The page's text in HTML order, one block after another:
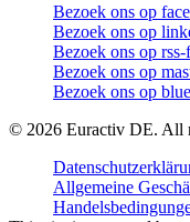
Bezoek ons op
Bezoek ons op
Bezoek ons op rss-
Bezoek ons op
Bezoek ons op
© 2026 Euractiv DE. All
Allgemeine